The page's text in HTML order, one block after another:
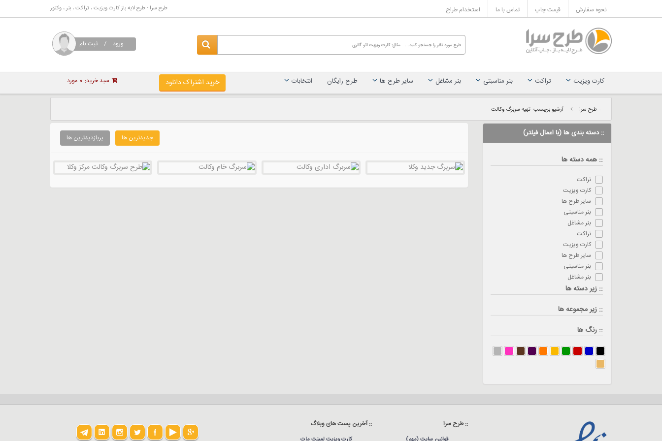
نحوه سفارش قیمت چاپ تماس با ما استخدام طراح طرح سرا - طرح لایه باز کارت ویزیت ، تراکت ، بنر ، وکتور
ورود / ثبت نام
کارت ویزیت تراکت بنر مناسبتی بنر مشاغل سایر طرح ها طرح رایگان انتخابات خرید اشتراک دانلود سبد خرید: ۰ مورد
:: طرح سرا آرشیو برچسب: تهیه سربرگ وکالت
:: دسته بندی ها (با اعمال فیلتر)
:: همه دسته ها
تراکت
کارت ویزیت
سایر طرح ها
بنر مناسبتی
بنر مشاغل
تراکت
کارت ویزیت
سایر طرح ها
بنر مناسبتی
بنر مشاغل
:: زیر دسته ها
:: زیر مجموعه ها
:: رنگ ها
جدیدترین ها پربازدیدترین ها
:: طرح سرا :: آخرین پست های وبلاگ